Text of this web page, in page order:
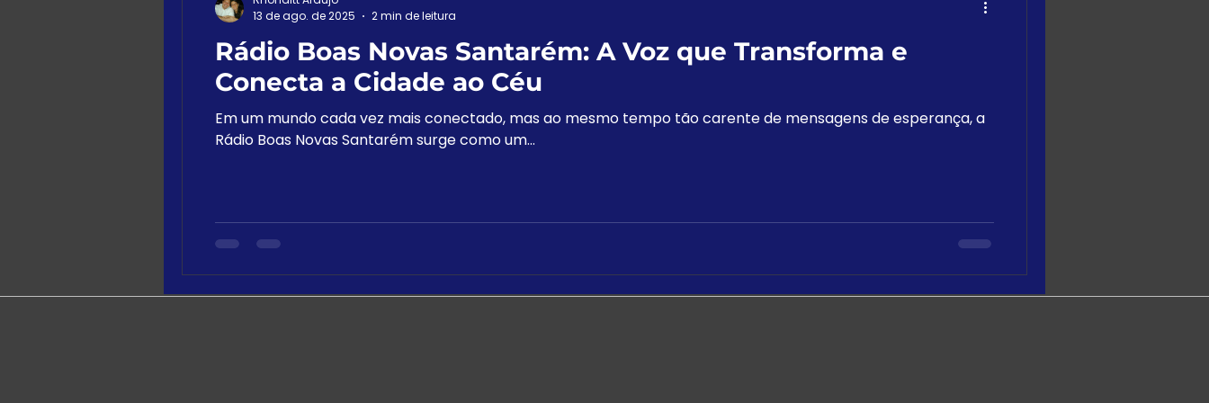
Rádio Boas Novas Santarém: A Voz que Transforma e
Conecta a Cidade ao Céu
Em um mundo cada vez mais conectado, mas ao mesmo tempo tão carente de mensagens de esperança, a
Rádio Boas Novas Santarém surge como um...
13 de ago. de 2025
2 min de leitura